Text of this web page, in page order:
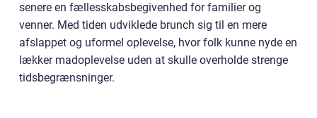
senere en fællesskabsbegivenhed for familier og
venner. Med tiden udviklede brunch sig til en mere
afslappet og uformel oplevelse, hvor folk kunne nyde en
lækker madoplevelse uden at skulle overholde strenge
tidsbegrænsninger.